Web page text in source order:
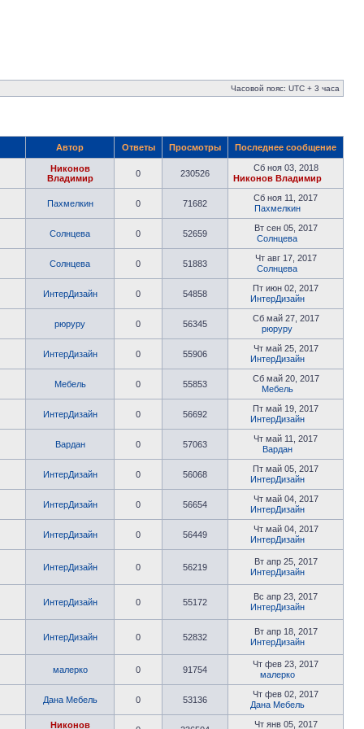
Часовой пояс: UTC + 3 часа
Автор Ответы Просмотры Последнее сообщение
Никонов
Владимир
0 230526
Сб ноя 03, 2018
Никонов Владимир
Пахмелкин 0 71682
Сб ноя 11, 2017
Пахмелкин
Солнцева 0 52659
Вт сен 05, 2017
Солнцева
Солнцева 0 51883
Чт авг 17, 2017
Солнцева
ИнтерДизайн 0 54858
Пт июн 02, 2017
ИнтерДизайн
рюруру 0 56345
Сб май 27, 2017
рюруру
ИнтерДизайн 0 55906
Чт май 25, 2017
ИнтерДизайн
Мебель 0 55853
Сб май 20, 2017
Мебель
ИнтерДизайн 0 56692
Пт май 19, 2017
ИнтерДизайн
Вардан 0 57063
Чт май 11, 2017
Вардан
ИнтерДизайн 0 56068
Пт май 05, 2017
ИнтерДизайн
ИнтерДизайн 0 56654
Чт май 04, 2017
ИнтерДизайн
ИнтерДизайн 0 56449
Чт май 04, 2017
ИнтерДизайн
ИнтерДизайн 0 56219
Вт апр 25, 2017
ИнтерДизайн
ИнтерДизайн 0 55172
Вс апр 23, 2017
ИнтерДизайн
ИнтерДизайн 0 52832
Вт апр 18, 2017
ИнтерДизайн
малерко 0 91754
Чт фев 23, 2017
малерко
Дана Мебель 0 53136
Чт фев 02, 2017
Дана Мебель
Никонов Чт янв 05, 2017